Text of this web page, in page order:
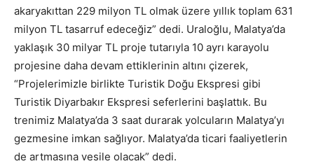
akaryakıttan 229 milyon TL olmak üzere yıllık toplam 631
milyon TL tasarruf edeceğiz” dedi. Uraloğlu, Malatya’da
yaklaşık 30 milyar TL proje tutarıyla 10 ayrı karayolu
projesine daha devam ettiklerinin altını çizerek,
“Projelerimizle birlikte Turistik Doğu Ekspresi gibi
Turistik Diyarbakır Ekspresi seferlerini başlattık. Bu
trenimiz Malatya’da 3 saat durarak yolcuların Malatya’yı
gezmesine imkan sağlıyor. Malatya’da ticari faaliyetlerin
de artmasına vesile olacak” dedi.